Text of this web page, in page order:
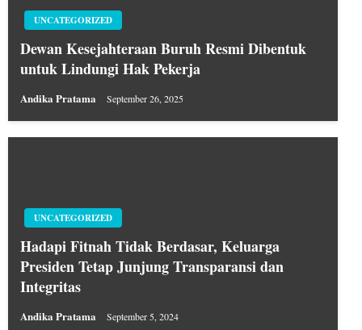
UNCATEGORIZED
Dewan Kesejahteraan Buruh Resmi Dibentuk
untuk Lindungi Hak Pekerja
Andika Pratama September 26, 2025
UNCATEGORIZED
Hadapi Fitnah Tidak Berdasar, Keluarga
Presiden Tetap Junjung Transparansi dan
Integritas
Andika Pratama September 5, 2024